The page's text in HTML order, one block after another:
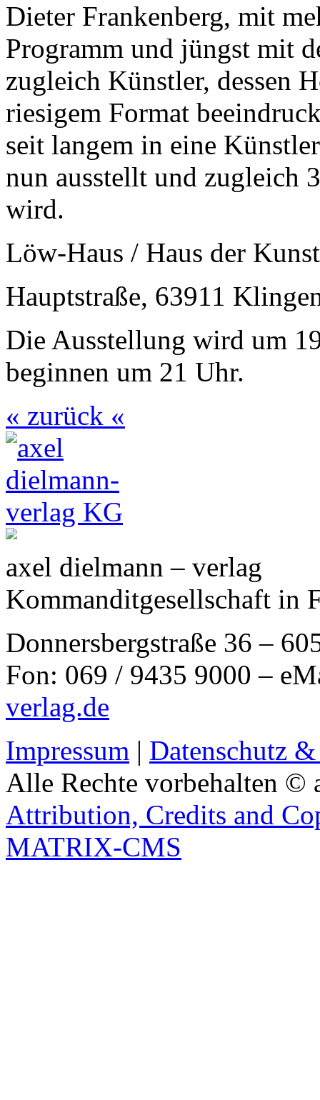
Dieter Frankenberg, mit
Programm und jüngst mit
zugleich Künstler, dessen
riesigem Format
seit langem in eine
nun ausstellt und zugleich
wird.
Löw-Haus / Haus der Kunst
Hauptstraße, 63911
Die Ausstellung wird um
beginnen um 21 Uhr.
« zurück «
axel dielmann – verlag
Kommanditgesellschaft in
Donnersbergstraße 36 –
Fon: 069 / 9435 9000 –
verlag.de
Impressum | Datenschutz
Alle Rechte vorbehalten ©
Attribution, Credits and
MATRIX-CMS